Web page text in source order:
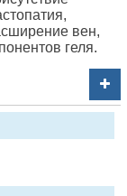
вен,
геля.